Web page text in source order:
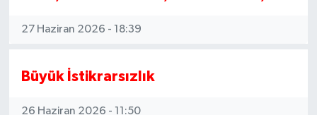
27 Haziran 2026 - 18:39
Büyük İstikrarsızlık
26 Haziran 2026 - 11:50